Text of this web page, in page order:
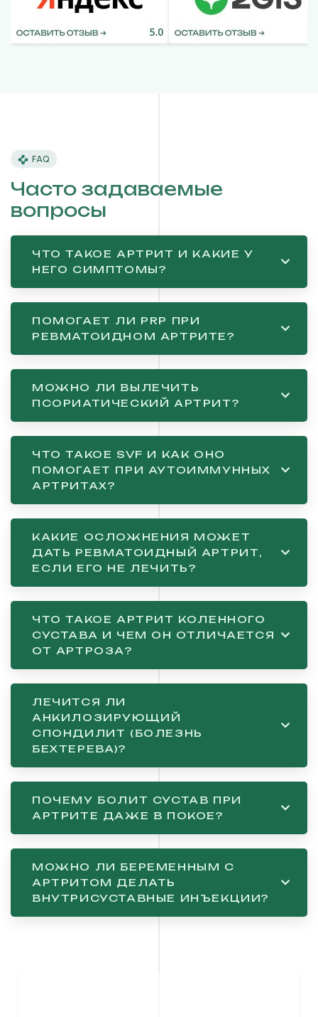
FAQ
Часто задаваемые
вопросы
ЧТО ТАКОЕ АРТРИТ И КАКИЕ У
НЕГО СИМПТОМЫ?
ПОМОГАЕТ ЛИ PRP ПРИ
РЕВМАТОИДНОМ АРТРИТЕ?
МОЖНО ЛИ ВЫЛЕЧИТЬ
ПСОРИАТИЧЕСКИЙ АРТРИТ?
ЧТО ТАКОЕ SVF И КАК ОНО
ПОМОГАЕТ ПРИ АУТОИММУННЫХ
АРТРИТАХ?
КАКИЕ ОСЛОЖНЕНИЯ МОЖЕТ
ДАТЬ РЕВМАТОИДНЫЙ АРТРИТ,
ЕСЛИ ЕГО НЕ ЛЕЧИТЬ?
ЧТО ТАКОЕ АРТРИТ КОЛЕННОГО
СУСТАВА И ЧЕМ ОН ОТЛИЧАЕТСЯ
ОТ АРТРОЗА?
ЛЕЧИТСЯ ЛИ
АНКИЛОЗИРУЮЩИЙ
СПОНДИЛИТ (БОЛЕЗНЬ
БЕХТЕРЕВА)?
ПОЧЕМУ БОЛИТ СУСТАВ ПРИ
АРТРИТЕ ДАЖЕ В ПОКОЕ?
МОЖНО ЛИ БЕРЕМЕННЫМ С
АРТРИТОМ ДЕЛАТЬ
ВНУТРИСУСТАВНЫЕ ИНЪЕКЦИИ?